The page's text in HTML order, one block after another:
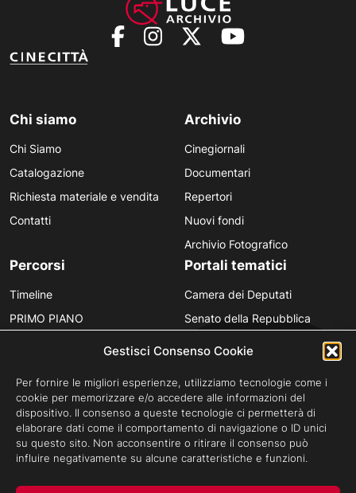
Gestisci Consenso Cookie
Per fornire le migliori esperienze, utilizziamo tecnologie come i
cookie per memorizzare e/o accedere alle informazioni del
dispositivo. Il consenso a queste tecnologie ci permetterà di
elaborare dati come il comportamento di navigazione o ID unici
su questo sito. Non acconsentire o ritirare il consenso può
influire negativamente su alcune caratteristiche e funzioni.
Chi siamo
Chi Siamo
Catalogazione
Richiesta materiale e vendita
Contatti
Archivio
Cinegiornali
Documentari
Repertori
Nuovi fondi
Archivio Fotografico
Percorsi
Timeline
PRIMO PIANO
Anniversari
Portali tematici
Camera dei Deputati
Senato della Repubblica
Luce per la didattica
Fare gli italiani